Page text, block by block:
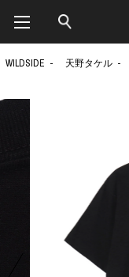
WILDSIDE 天野タケル